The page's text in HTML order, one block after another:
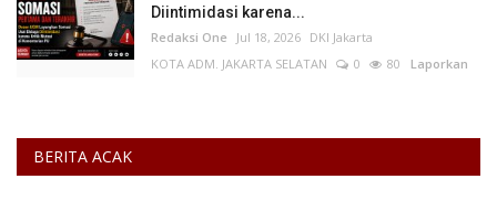
Diintimidasi karena...
Redaksi One Jul 18, 2026 DKI Jakarta
KOTA ADM. JAKARTA SELATAN
0 80 Laporkan
BERITA ACAK